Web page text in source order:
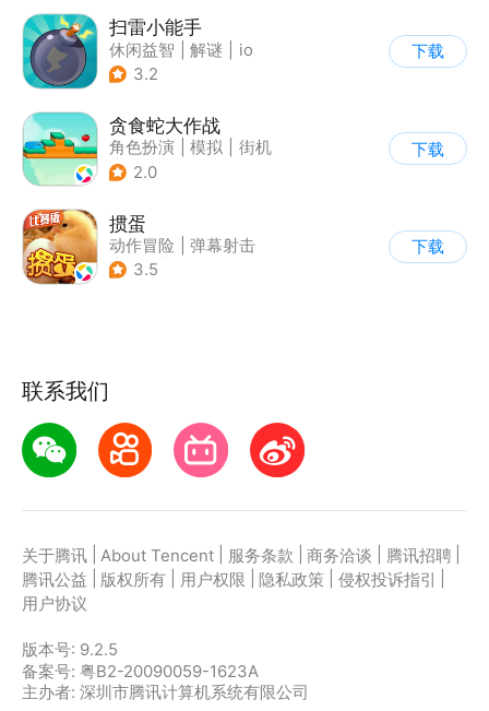
扫雷小能手
休闲益智 解谜
io
3.2
下载
贪食蛇大作战
角色扮演 模拟
街机
| 萌系
2.0
下载
掼蛋
动作冒险
弹幕射击
| 空战
3.5
下载
联系我们
关于腾讯 About Tencent 服务条款 商务洽谈 腾讯招聘
腾讯公益
版权所有 用户权限 隐私政策 侵权投诉指引
用户协议
版本号: 9.2.5
备案号: 粤B2-20090059-1623A
主办者: 深圳市腾讯计算机系统有限公司